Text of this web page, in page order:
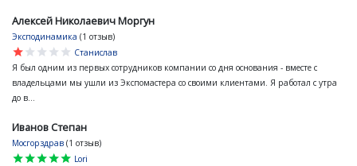
Алексей Николаевич Моргун
Эксподинамика (1 отзыв)
star
star
star
star
star
Станислав
Я был одним из первых сотрудников компании со дня основания - вместе с
владельцами мы ушли из Экспомастера со своими клиентами. Я работал с утра
до в...
Иванов Степан
Мосгорздрав (1 отзыв)
star
star
star
star
star
Lori